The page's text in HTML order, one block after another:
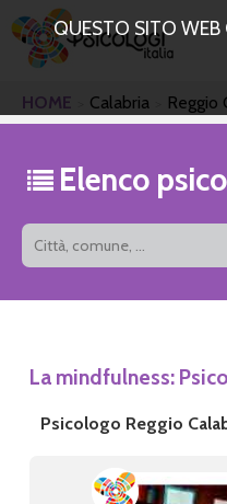
QUESTO SITO WEB
HOME Calabria Reggio
Elenco
La mindfulness:
Psicologo Reggio